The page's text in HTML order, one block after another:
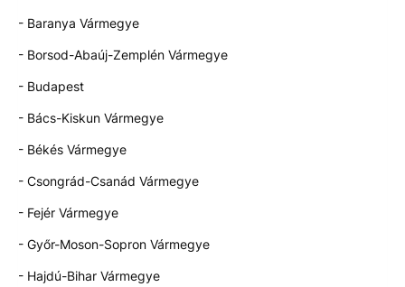
- Baranya Vármegye
- Borsod-Abaúj-Zemplén Vármegye
- Budapest
- Bács-Kiskun Vármegye
- Békés Vármegye
- Csongrád-Csanád Vármegye
- Fejér Vármegye
- Győr-Moson-Sopron Vármegye
- Hajdú-Bihar Vármegye